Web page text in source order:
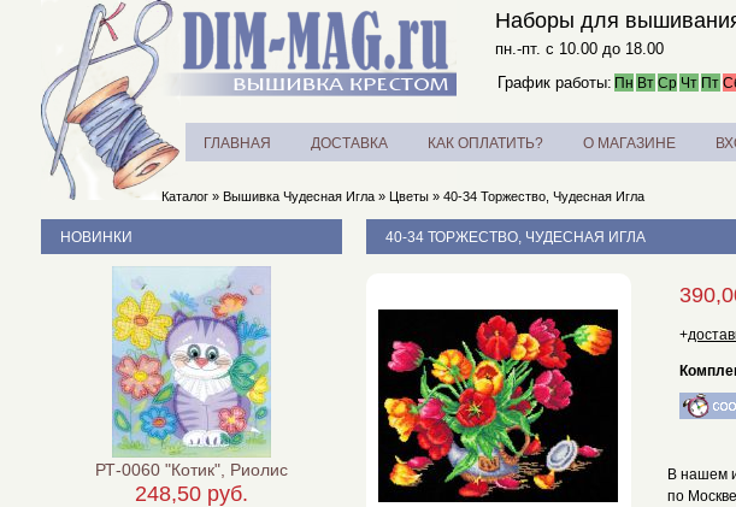
Наборы для
пн.-пт. с 10.00 до 18.00
График работы: Пн Вт Ср Чт Пт
ГЛАВНАЯ ДОСТАВКА КАК ОПЛАТИТЬ? О МАГАЗИНЕ
Каталог» Вышивка Чудесная Игла» Цветы» 40-34 Торжество, Чудесная Игла
40-34 ТОРЖЕСТВО, ЧУДЕСНАЯ ИГЛА
+
В нашем
по
НОВИНКИ
РТ-0060 "Котик", Риолис
248,50 руб.